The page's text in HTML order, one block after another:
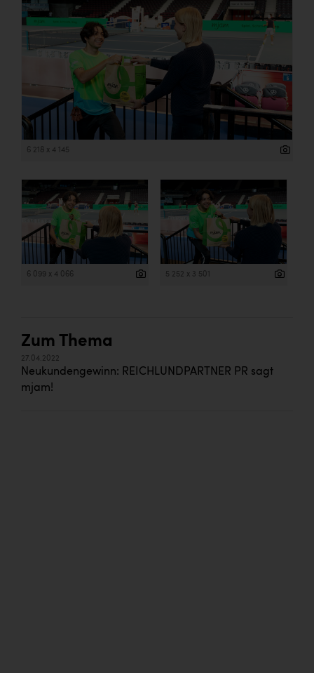
Dopgas
kunden basics
kontakt
6 218 x 4 145
6 099 x 4 066 5 252 x 3 501
Zum Thema
27.04.2022
Neukundengewinn: REICHLUNDPARTNER PR sagt
mjam!